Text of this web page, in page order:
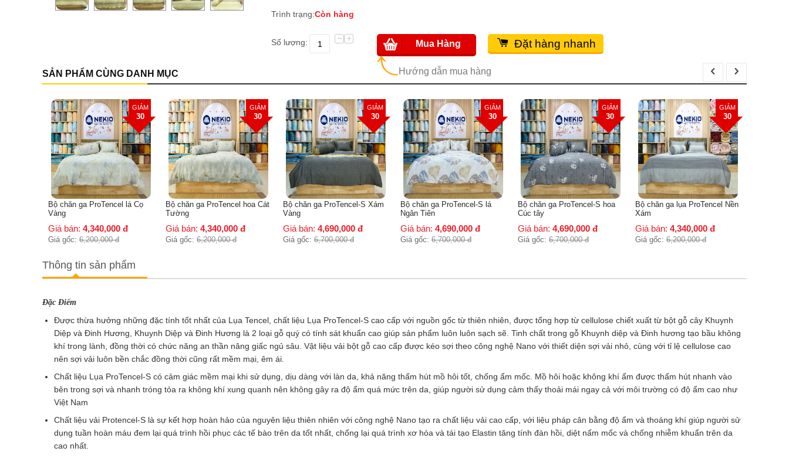
Trình trạng:Còn hàng
Số lượng: +
−
Hướng dẫn mua hàng
Mua Hàng Đặt hàng nhanh
SẢN PHẨM CÙNG DANH MỤC
Bộ chăn ga ProTencel hoa Cát
Tường
Giá bán:4,340,000 đ
Giá gốc:6,200,000
GIẢM
30
Bộ chăn ga ProTencel-S Xám
Vàng
Giá bán:4,690,000 đ
Giá gốc:6,700,000
GIẢM
30
Bộ chăn ga ProTencel-S lá
Ngân Tiên
Giá bán:4,690,000 đ
Giá gốc:6,700,000
GIẢM
30
Bộ chăn ga ProTencel-S hoa
Cúc tây
Giá bán:4,690,000 đ
Giá gốc:6,700,000
GIẢM
30
Bộ chăn ga lụa ProTencel Nền
Xám
Giá bán:4,340,000 đ
Giá gốc:6,200,000
GIẢM
30
Bộ chăn ga lụa ProTencel Lá
Xám
Giá bán: 4,340,000 đ
Giá gốc:6,200,000 đ
GIẢM
30
Thông tin sản phẩm
Đặc Điểm
Được thừa hưởng những đặc tính tốt nhất của Lụa Tencel, chất liệu Lụa ProTencel-S cao cấp với nguồn gốc từ thiên nhiên, được tổng hợp từ cellulose chiết xuất từ bột gỗ cây Khuynh
Diệp và Đinh Hương, Khuynh Diệp và Đinh Hương là 2 loại gỗ quý có tính sát khuẩn cao giúp sản phẩm luôn luôn sạch sẽ. Tinh chất trong gỗ Khuynh diệp và Đinh hương tạo bầu không
khí trong lành, đồng thời có chức năng an thần nâng giấc ngủ sâu. Vật liệu vải bột gỗ cao cấp được kéo sợi theo công nghệ Nano với thiết diện sợi vải nhỏ, cùng với tỉ lệ cellulose cao
nên sợi vải luôn bền chắc đồng thời cũng rất mềm mại, êm ái.
Chất liệu Lụa ProTencel-S có cảm giác mềm mại khi sử dụng, dịu dàng với làn da, khả năng thấm hút mồ hôi tốt, chống ẩm mốc. Mồ hôi hoặc không khí ẩm được thấm hút nhanh vào
bên trong sợi và nhanh tróng tỏa ra không khí xung quanh nên không gây ra độ ẩm quá mức trên da, giúp người sử dụng cảm thấy thoải mái ngay cả với môi trường có độ ẩm cao như
Việt Nam
Chất liệu vải Protencel-S là sự kết hợp hoàn hảo của nguyên liệu thiên nhiên với công nghệ Nano tạo ra chất liệu vải cao cấp, với liệu pháp cân bằng độ ẩm và thoáng khí giúp người sử
dụng tuần hoàn máu đem lại quá trình hồi phục các tế bào trên da tốt nhất, chống lại quá trình xơ hóa và tái tạo Elastin tăng tính đàn hồi, diệt nấm mốc và chống nhiễm khuẩn trên da
cao nhất.